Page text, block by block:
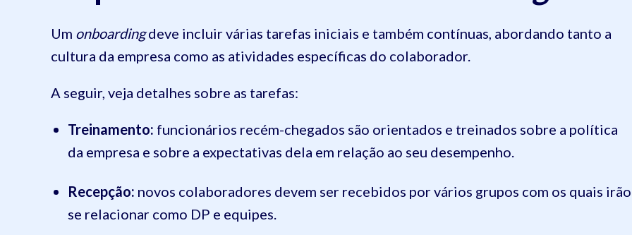
Um onboardingdeve incluir várias tarefas iniciais e também contínuas, abordando tanto a
cultura da empresa como as atividades específicas do colaborador.
A seguir, veja detalhes sobre as tarefas:
Treinamento: funcionários recém-chegados são orientados e treinados sobre a política
da empresa e sobre a expectativas dela em relação ao seu desempenho.
Recepção: novos colaboradores devem ser recebidos por vários grupos com os quais irão
se relacionar como DP e equipes.